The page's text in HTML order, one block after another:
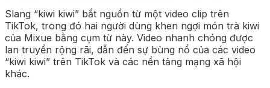
Slang “kiwi kiwi” bắt nguồn từ một video clip trên
TikTok, trong đó hai người dùng khen ngợi món trà kiwi
của Mixue bằng cụm từ này. Video nhanh chóng được
lan truyền rộng rãi, dẫn đến sự bùng nổ của các video
“kiwi kiwi” trên TikTok và các nền tảng mạng xã hội
khác.